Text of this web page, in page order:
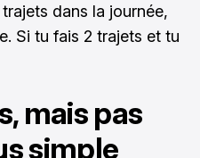
dans la journée,
Si tu fais 2 trajets et tu
mais pas
simple